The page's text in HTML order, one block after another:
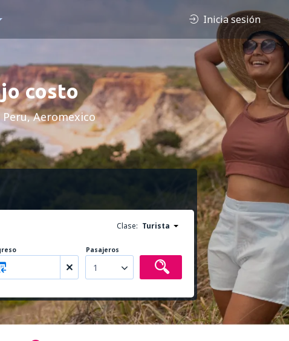
Inicia sesión
costo
Peru, Aeromexico
Clase: Turista
Pasajeros
1